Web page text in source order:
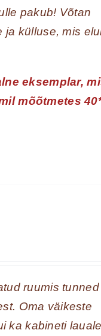
pakub! Võtan
ja külluse, mis
eksemplar,
mõõtmetes
ruumis
Oma väikeste
ka kabineti